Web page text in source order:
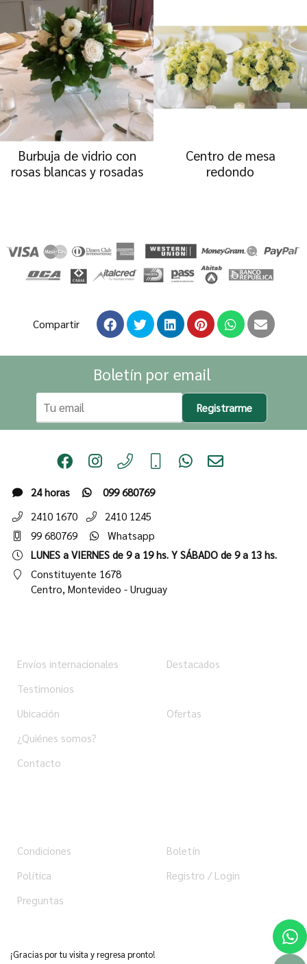
Burbuja de vidrio con
rosas blancas y rosadas
Centro de mesa
redondo
Compartir
Boletín por email
Registrarme
24 horas
099 680769
2410 1670
2410 1245
99 680769
Whatsapp
LUNES a VIERNES de 9 a 19 hs. Y SÁBADO de 9 a 13 hs.
Constituyente 1678
Centro, Montevideo - Uruguay
Envíos internacionales
Testimonios
Ubicación
¿Quiénes somos?
Contacto
Destacados
Ofertas
Condiciones
Política
Preguntas
Boletín
Registro / Login
¡Gracias por tu visita y regresa pronto!